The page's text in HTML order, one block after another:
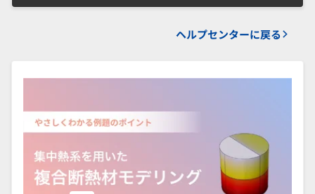
ヘルプセンターに戻る